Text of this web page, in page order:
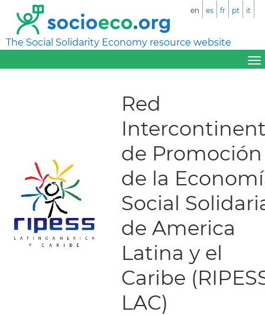
The Social Solidarity Economy resource website
en es fr pt it
Red
de Promoción
de la
Social
de America
Latina y el
Caribe
LAC)